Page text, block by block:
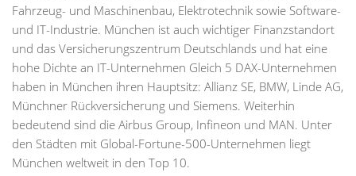
Fahrzeug- und Maschinenbau, Elektrotechnik sowie Software-
und IT-Industrie. München ist auch wichtiger Finanzstandort
und das Versicherungszentrum Deutschlands und hat eine
hohe Dichte an IT-Unternehmen Gleich 5 DAX-Unternehmen
haben in München ihren Hauptsitz: Allianz SE, BMW, Linde AG,
Münchner Rückversicherung und Siemens. Weiterhin
bedeutend sind die Airbus Group, Infineon und MAN. Unter
den Städten mit Global-Fortune-500-Unternehmen liegt
München weltweit in den Top 10.